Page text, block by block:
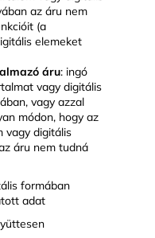
az áru nem
(a
elemeket
áru: ingó
vagy digitális
vagy azzal
módon, hogy az
vagy digitális
áru nem tudná
formában
adat